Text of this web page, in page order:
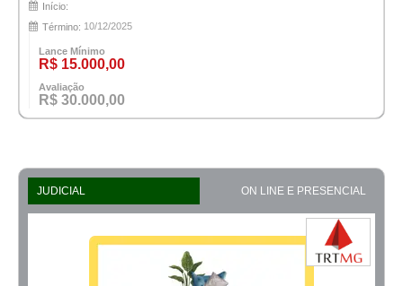
Início:
Término: 10/12/2025
Lance Mínimo
R$ 15.000,00
Avaliação
R$ 30.000,00
JUDICIAL ON LINE E PRESENCIAL